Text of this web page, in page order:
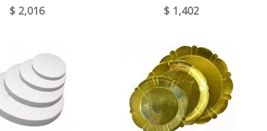
$ 2,016 $ 1,402